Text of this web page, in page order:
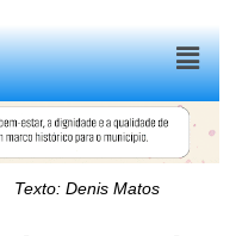
Menu
Texto:Denis Matos